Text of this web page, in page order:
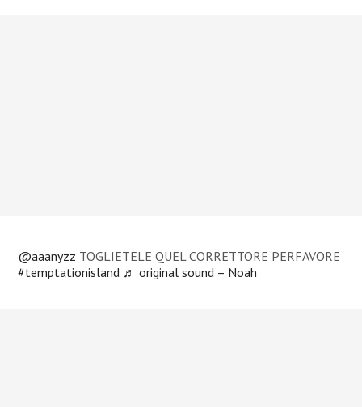
@aaanyzz TOGLIETELE QUEL CORRETTORE PERFAVORE
#temptationisland ♬ original sound – Noah